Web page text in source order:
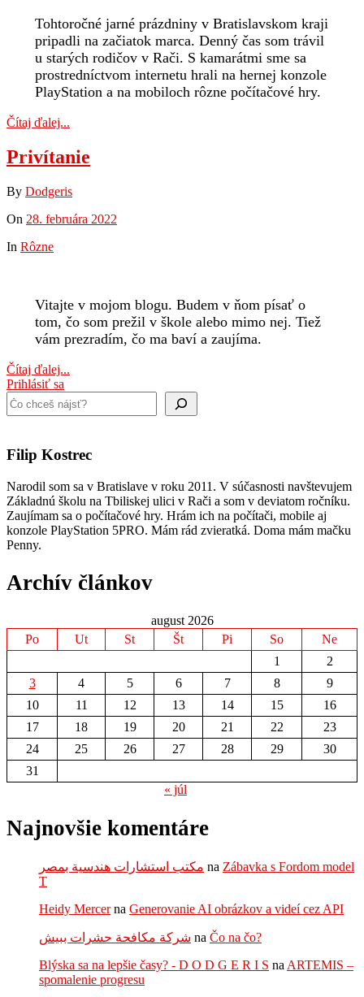
Tohtoročné jarné prázdniny v Bratislavskom kraji
pripadli na začiatok marca. Denný čas som trávil
u starých rodičov v Rači. S kamarátmi sme sa
prostredníctvom internetu hrali na hernej konzole
PlayStation a na mobiloch rôzne počítačové hry.
Čítaj ďalej...
Privítanie
By Dodgeris
On 28. februára 2022
In Rôzne
Vitajte v mojom blogu. Budem v ňom písať o
tom, čo som prežil v škole alebo mimo nej. Tiež
vám prezradím, čo ma baví a zaujíma.
Čítaj ďalej...
Prihlásiť sa
Hľadať
Filip Kostrec
Narodil som sa v Bratislave v roku 2011. V súčasnosti navštevujem
Základnú školu na Tbiliskej ulici v Rači a som v deviatom ročníku.
Zaujímam sa o počítačové hry. Hrám ich na počítači, mobile aj
konzole PlayStation 5PRO. Mám rád zvieratká. Doma mám mačku
Penny.
Archív článkov
august 2026
Po
Ut St Št Pi So
Ne
1
2
3
4 5 6 7 8
9
10
11 12 13 14 15
16
17
18 19 20 21 22
23
24
25 26 27 28 29
30
31
« júl
Najnovšie komentáre
مكتب استشارات هندسية بمصر na Zábavka s Fordom model
T
Heidy Mercerna Generovanie AI obrázkov a videí cez API
شركة مكافحة حشرات ببيش na Čo na čo?
Blýska sa na lepšie časy? - D O D G E R I S na ARTEMIS –
spomalenie progresu